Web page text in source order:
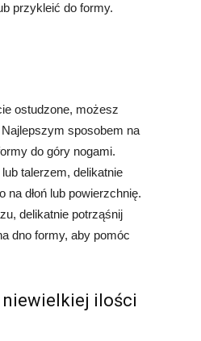
przykleić do formy.
ostudzone, możesz
sposobem na
do góry nogami.
talerzem, delikatnie
na dłoń lub powierzchnię.
delikatnie potrząśnij
dno formy, aby pomóc
niewielkiej ilości